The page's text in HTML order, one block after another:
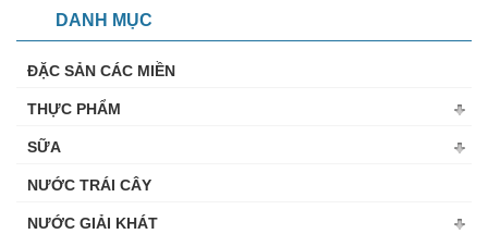
DANH MỤC
ĐẶC SẢN CÁC MIỀN
THỰC PHẨM
SỮA
NƯỚC TRÁI CÂY
NƯỚC GIẢI KHÁT